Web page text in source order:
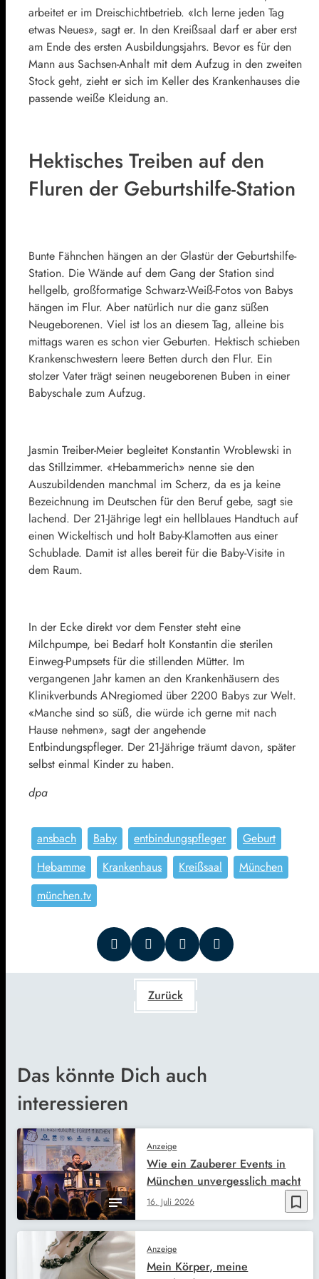
arbeitet er im Dreischichtbetrieb. «Ich lerne jeden Tag
etwas Neues», sagt er. In den Kreißsaal darf er aber erst
am Ende des ersten Ausbildungsjahrs. Bevor es für den
Mann aus Sachsen-Anhalt mit dem Aufzug in den zweiten
Stock geht, zieht er sich im Keller des Krankenhauses die
passende weiße Kleidung an.
Hektisches Treiben auf den
Fluren der Geburtshilfe-Station
Bunte Fähnchen hängen an der Glastür der Geburtshilfe-
Station. Die Wände auf dem Gang der Station sind
hellgelb, großformatige Schwarz-Weiß-Fotos von Babys
hängen im Flur. Aber natürlich nur die ganz süßen
Neugeborenen. Viel ist los an diesem Tag, alleine bis
mittags waren es schon vier Geburten. Hektisch schieben
Krankenschwestern leere Betten durch den Flur. Ein
stolzer Vater trägt seinen neugeborenen Buben in einer
Babyschale zum Aufzug.
Jasmin Treiber-Meier begleitet Konstantin Wroblewski in
das Stillzimmer. «Hebammerich» nenne sie den
Auszubildenden manchmal im Scherz, da es ja keine
Bezeichnung im Deutschen für den Beruf gebe, sagt sie
lachend. Der 21-Jährige legt ein hellblaues Handtuch auf
einen Wickeltisch und holt Baby-Klamotten aus einer
Schublade. Damit ist alles bereit für die Baby-Visite in
dem Raum.
In der Ecke direkt vor dem Fenster steht eine
Milchpumpe, bei Bedarf holt Konstantin die sterilen
Einweg-Pumpsets für die stillenden Mütter. Im
vergangenen Jahr kamen an den Krankenhäusern des
Klinikverbunds ANregiomed über 2200 Babys zur Welt.
«Manche sind so süß, die würde ich gerne mit nach
Hause nehmen», sagt der angehende
Entbindungspfleger. Der 21-Jährige träumt davon, später
selbst einmal Kinder zu haben.
dpa
ansbach Baby entbindungspfleger
Geburt
Hebamme
Krankenhaus Kreißsaal
München
münchen.tv
Zurück
Das könnte Dich auch
interessieren
bookmark_border
Anzeige
16. Juli 2026
Wie ein Zauberer Events in
München unvergesslich macht
Anzeige
Mein Körper, meine